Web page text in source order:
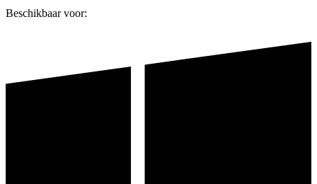
Beschikbaar voor: